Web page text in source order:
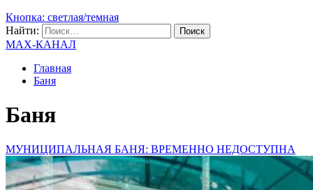
Кнопка: светлая/темная
Найти:
MAX-КАНАЛ
Главная
Баня
Баня
МУНИЦИПАЛЬНАЯ БАНЯ: ВРЕМЕННО НЕДОСТУПНА